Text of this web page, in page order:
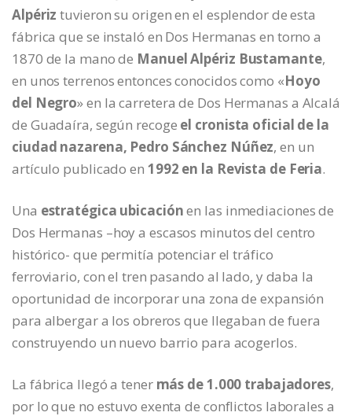
Alpériz tuvieron su origen en el esplendor de esta
fábrica que se instaló en Dos Hermanas en torno a
1870 de la mano de Manuel Alpériz Bustamante,
en unos terrenos entonces conocidos como «Hoyo
del Negro» en la carretera de Dos Hermanas a Alcalá
de Guadaíra, según recoge el cronista oficial de la
ciudad nazarena, Pedro Sánchez Núñez, en un
artículo publicado en 1992 en la Revista de Feria.
Una estratégica ubicaciónen las inmediaciones de
Dos Hermanas –hoy a escasos minutos del centro
histórico- que permitía potenciar el tráfico
ferroviario, con el tren pasando al lado, y daba la
oportunidad de incorporar una zona de expansión
para albergar a los obreros que llegaban de fuera
construyendo un nuevo barrio para acogerlos.
La fábrica llegó a tener más de 1.000 trabajadores,
por lo que no estuvo exenta de conflictos laborales a